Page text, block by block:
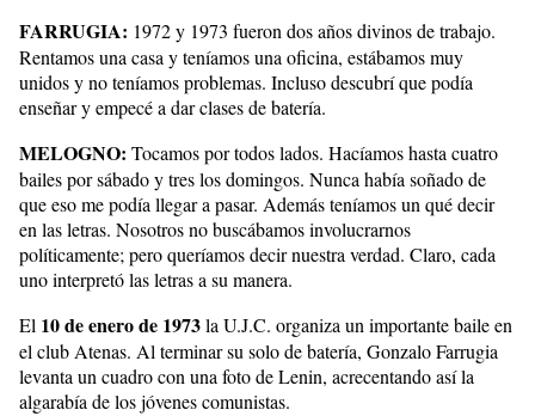
FARRUGIA: 1972 y 1973 fueron dos años divinos de trabajo.
Rentamos una casa y teníamos una oficina, estábamos muy
unidos y no teníamos problemas. Incluso descubrí que podía
enseñar y empecé a dar clases de batería.
MELOGNO: Tocamos por todos lados. Hacíamos hasta cuatro
bailes por sábado y tres los domingos. Nunca había soñado de
que eso me podía llegar a pasar. Además teníamos un qué decir
en las letras. Nosotros no buscábamos involucrarnos
políticamente; pero queríamos decir nuestra verdad. Claro, cada
uno interpretó las letras a su manera.
El 10 de enero de 1973la U.J.C. organiza un importante baile en
el club Atenas. Al terminar su solo de batería, Gonzalo Farrugia
levanta un cuadro con una foto de Lenin, acrecentando así la
algarabía de los jóvenes comunistas.